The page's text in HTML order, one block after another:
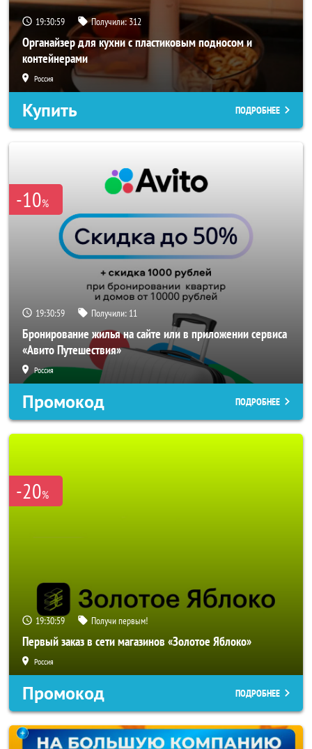
19:30:56 Получили:312
Органайзер для кухни с пластиковым подносом и
контейнерами
Россия
Купить ПОДРОБНЕЕ
-10%
19:30:56 Получили: 11
Бронирование жилья на сайте или в приложении сервиса
«Авито Путешествия»
Россия
Промокод ПОДРОБНЕЕ
-20%
19:30:56 Получи первым!
Первый заказ в сети магазинов «Золотое Яблоко»
Россия
Промокод ПОДРОБНЕЕ